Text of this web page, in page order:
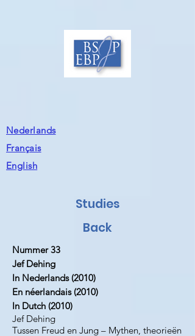
Nederlands
Français
English
Studies
Back
Nummer 33
Jef Dehing
In Nederlands (2010)
En néerlandais (2010)
In Dutch (2010)
Jef Dehing
Tussen Freud en Jung – Mythen, theorieën